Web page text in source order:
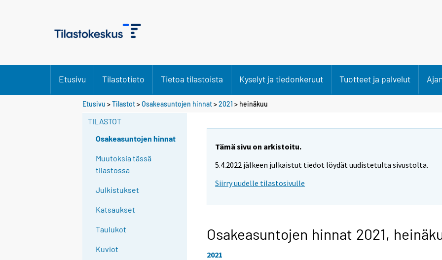
Etusivu Tilastotieto Tietoa tilastoista Kyselyt ja tiedonkeruut Tuotteet ja palvelut
Etusivu >Tilastot>Osakeasuntojen hinnat>2021 > heinäkuu
TILASTOT
Osakeasuntojen hinnat
Muutoksia tässä
tilastossa
Julkistukset
Katsaukset
Taulukot
Kuviot
Tämä sivu on arkistoitu.
5.4.2022 jälkeen julkaistut tiedot löydät uudistetulta sivustolta.
Siirry uudelle tilastosivulle
Osakeasuntojen hinnat 2021,
2021